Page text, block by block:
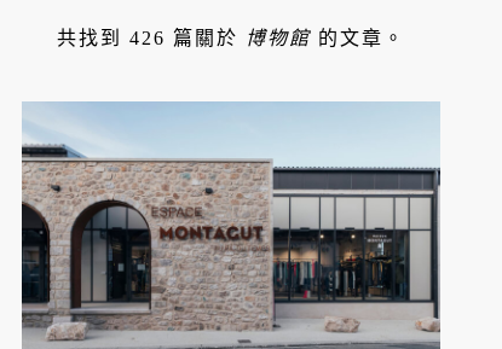
共找到 426 篇關於 博物館 的文章。